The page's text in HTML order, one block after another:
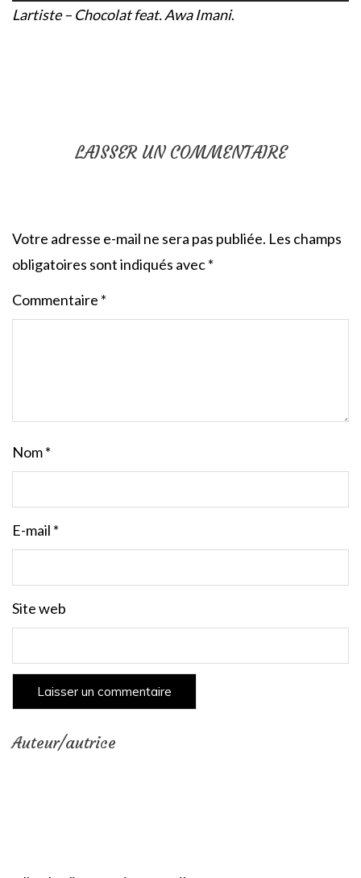
Lartiste – Chocolat feat. Awa Imani.
LAISSER UN COMMENTAIRE
Votre adresse e-mail ne sera pas publiée. Les champs
obligatoires sont indiqués avec*
Commentaire *
Nom*
E-mail *
Site web
Auteur/autrice